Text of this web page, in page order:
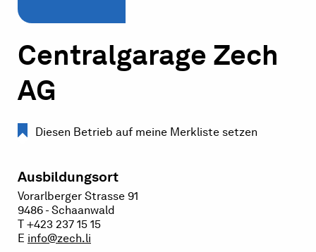
Centralgarage Zech
AG
Diesen Betrieb auf meine Merkliste setzen
Ausbildungsort
Vorarlberger Strasse 91
9486 - Schaanwald
T +423 237 15 15
E info@zech.li